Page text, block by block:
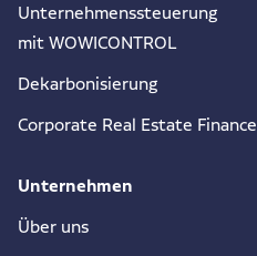
Unternehmenssteuerung
mit WOWICONTROL
Dekarbonisierung
Corporate Real Estate Finance
Unternehmen
Über uns